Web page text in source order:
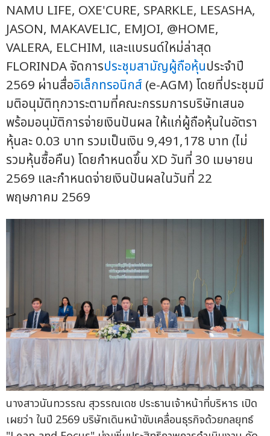
NAMU LIFE, OXE'CURE, SPARKLE, LESASHA,
JASON, MAKAVELIC, EMJOI, @HOME,
VALERA, ELCHIM, และแบรนด์ใหม่ล่าสุด
FLORINDA จัดการประชุมสามัญผู้ถือหุ้นประจำปี
2569 ผ่านสื่ออิเล็กทรอนิกส์ (e-AGM) โดยที่ประชุมมี
มติอนุมัติทุกวาระตามที่คณะกรรมการบริษัทเสนอ
พร้อมอนุมัติการจ่ายเงินปันผล ให้แก่ผู้ถือหุ้นในอัตรา
หุ้นละ 0.03 บาท รวมเป็นเงิน 9,491,178 บาท (ไม่
รวมหุ้นซื้อคืน) โดยกำหนดขึ้น XD วันที่ 30 เมษายน
2569 และกำหนดจ่ายเงินปันผลในวันที่ 22
พฤษภาคม 2569
นางสาวนันทวรรณ สุวรรณเดช ประธานเจ้าหน้าที่บริหาร เปิด
เผยว่า ในปี 2569 บริษัทเดินหน้าขับเคลื่อนธุรกิจด้วยกลยุทธ์